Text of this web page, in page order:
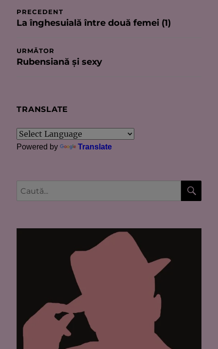
Navigare
în
articole
PRECEDENT
Articolul
La înghesuială între două femei (1)
URMĂTOR
Articolul
Rubensiană şi sexy
TRANSLATE
Powered by Translate
după: